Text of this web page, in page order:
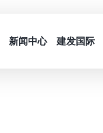
新闻中心 建发国际